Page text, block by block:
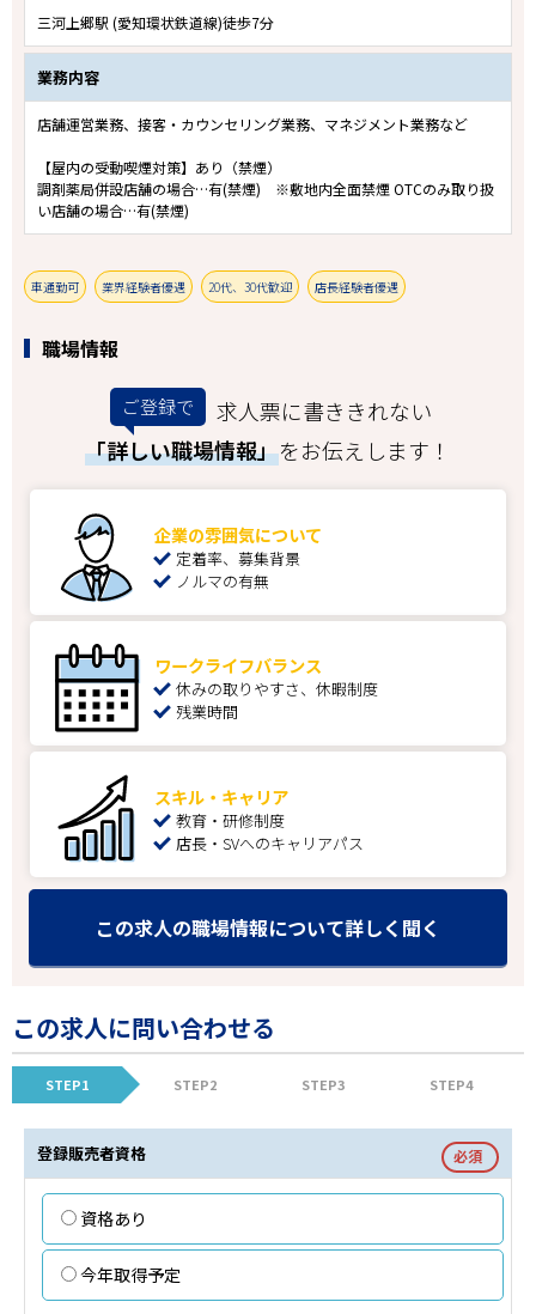
三河上郷駅 (愛知環状鉄道線)徒歩7分
業務内容
店舗運営業務、接客・カウンセリング業務、マネジメント業務など
【屋内の受動喫煙対策】あり（禁煙）
調剤薬局併設店舗の場合…有(禁煙) ※敷地内全面禁煙 OTCのみ取り扱
い店舗の場合…有(禁煙)
車通勤可 業界経験者優遇 20代、30代歓迎 店長経験者優遇
職場情報
ご登録で
求人票に書ききれない
「詳しい職場情報」をお伝えします！
企業の雰囲気について
定着率、募集背景
ノルマの有無
ワークライフバランス
休みの取りやすさ、休暇制度
残業時間
スキル・キャリア
教育・研修制度
店長・SVへのキャリアパス
この求人の職場情報について詳しく聞く
この求人に問い合わせる
STEP1 STEP2 STEP3 STEP4
登録販売者資格 必須
資格あり
今年取得予定